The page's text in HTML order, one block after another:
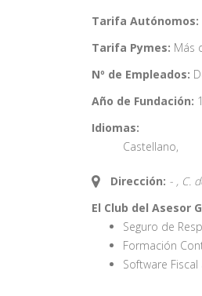
Tarifa Autónomos:
Tarifa Pymes: Más
Nº de Empleados:
Año de Fundación:
Idiomas:
Castellano,
Dirección: - , C.
El Club del Asesor
Seguro de
Formación
Software